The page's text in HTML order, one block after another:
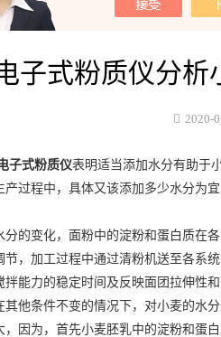
子式粉质仪分析
2020-
子式粉质仪表明适当添加水分有助于
产过程中，具体又该添加多少水分为
变化，面粉中的淀粉和蛋白质在各
，加工过程中通过清粉机送至各系
能力的稳定时间及反映面团拉伸性
条件不变的情况下，对小麦的水分
因为，首先小麦胚乳中的淀粉和蛋